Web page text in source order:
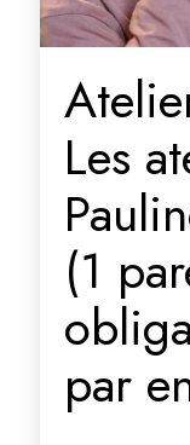
Les
(1
par